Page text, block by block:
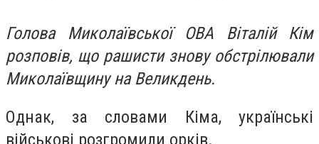
Голова Миколаївської ОВА Віталій Кім
розповів, що рашисти знову обстрілювали
Миколаївщину на Великдень.
Однак, за словами Кіма, українські
військові розгромили орків.